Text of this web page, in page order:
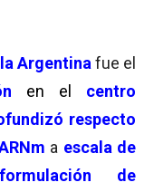
Argentina fue el
en el
centro
respecto
a escala de
formulación de